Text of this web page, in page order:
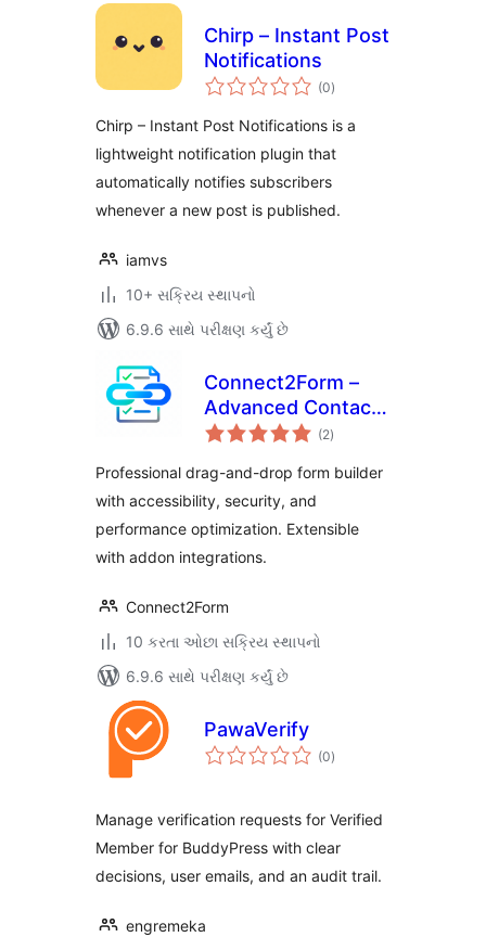
Chirp – Instant Post
Notifications
(0કુલ
રેટિંગ્સ
)
Chirp – Instant Post Notifications is a
lightweight notification plugin that
automatically notifies subscribers
whenever a new post is published.
iamvs
10+ સક્રિય સ્થાપનો
6.9.6 સાથે પરીક્ષણ કર્યું છે
Connect2Form –
Advanced Contact
Form Builder(2કુલ
રેટિંગ્સ
)
Professional drag-and-drop form builder
with accessibility, security, and
performance optimization. Extensible
with addon integrations.
Connect2Form
10 કરતા ઓછા સક્રિય સ્થાપનો
6.9.6 સાથે પરીક્ષણ કર્યું છે
PawaVerify
(0કુલ
રેટિંગ્સ
)
Manage verification requests for Verified
Member for BuddyPress with clear
decisions, user emails, and an audit trail.
engremeka